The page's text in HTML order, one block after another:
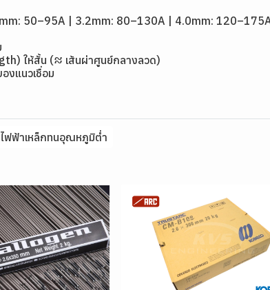
50–95A | 3.2mm: 80–130A | 4.0mm:
ให้สั้น (≈ เส้นผ่าศูนย์กลางลวด)
งแนวเชื่อม
ไฟฟ้าเหล็กทนอุณหภูมิต่ำ